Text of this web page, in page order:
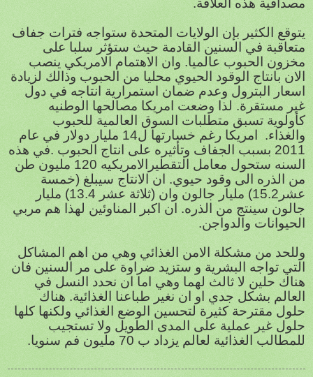
يتوقع الكثير بإن الولايات المتحدة ستواجه فترات جفاف
متعاقبة في السنين القادمة حيث ستؤثر سلبا على
مخزون الحبوب عالميا. وان الاهتمام الامريكي ينصب
الان بانتاج الوقود الحيوي محليا من الحبوب وذالك لزيادة
اسعار البترول وعدم ضمان استمرارية انتاجه في دول
غير مستقرة. لذا وضعت امريكا مصالحها الوطنيه
كأولوية تسبق متطلبات السوق العالمية للحبوب
والغذاء. امريكا رغم خسارتها ل14 مليار دولار في عام
2011 بسبب الجفاف وتأثيره على انتاج الحبوب .في هذه
السنه ستحول معامل التقطيرالامريكيه 120 مليون طن
من الذره الى وقود حيوي. ان الانتاج سيبلغ (خمسة
عشر15.2) مليار جالون وان (ثلاثة عشر 13.4) مليار
جالون سينتج من الذره. ان اكبر المناوئين لهذا هم مربي
الحيوانات والدواجن.
وللحد من مشكلة الامن الغذائي وهي من اهم المشاكل
التي تواجه البشرية و ستزيد ضراوة على مر السنين فان
هناك حلين لا ثالث لهما وهي اما ان نحدد النسل في
العالم بشكل جدي او ان نغير طباعنا الغذائية. هناك
حلول مقترحة كثيرة لتحسين الوضع الغذائي ولكنها كلها
حلول غير عملية على المدى الطويل ولا تستجيب
للمطالب الغذائية لعالم يزداد ب 70 مليون فم سنويا.